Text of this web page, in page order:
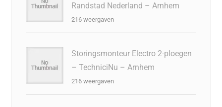
Randstad Nederland – Arnhem
216 weergaven
Storingsmonteur Electro 2-ploegen
– TechniciNu – Arnhem
216 weergaven